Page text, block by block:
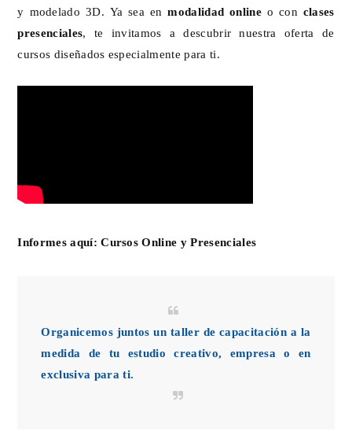
y modelado 3D. Ya sea en modalidad onlineo con clases
presenciales, te invitamos a descubrir nuestra oferta de
cursos diseñados especialmente para ti.
Informes aquí:Cursos Online y Presenciales
Organicemos juntos un taller de capacitación a la
medida de tu estudio creativo, empresa o en
exclusiva para ti.